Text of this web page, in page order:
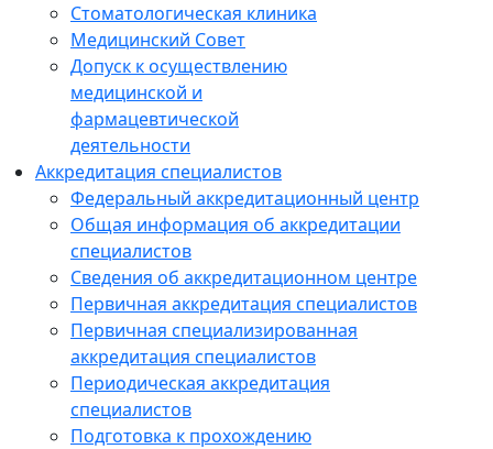
Стоматологическая клиника
Медицинский Совет
Допуск к осуществлению
медицинской и
фармацевтической
деятельности
Аккредитация специалистов
Федеральный аккредитационный центр
Общая информация об аккредитации
специалистов
Сведения об аккредитационном центре
Первичная аккредитация специалистов
Первичная специализированная
аккредитация специалистов
Периодическая аккредитация
специалистов
Подготовка к прохождению